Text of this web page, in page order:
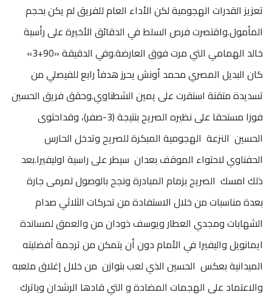
تعزيز القدرات الهجومية لكن الأداء العام للفريق لم يكن بحجم
المأمول.واقتصرت فرص السلط في الدقائق الأخيرة على رأسية
خالد الهمامي التي مرت فوق العارضة.وفي الدقيقة «90+3»
كان البديل المصري محمد أونش يحرز هدفاً رابع للفيصلي من
تسديدة متقنة استقرت على يمين الشطناوي.وحقق فريق الحسين
فوزا مستحقا على نظيره الصريح بنتيجة (3-صفر)، وقداحتوى
الحسين النزعة الهجومية المبكرة للصريح وتدخل الحارس
الحفناوي لاحتواء الموقف بعدان سيطر على راسية اوليفيرا.بعد
ذلك امسك الصريح بزمام المبادرة ونجح بالوصول لمرمى جارة
بعدة مناسبات من خلال الاستفادة من تحركات الثلاثي صدام
الشهابات ومجدي العطار ويوسف ذودان من والعمق لمساندة
ايمانويل واليفيرا في الأمام دون أن يتمكن من ترجمة أفضليته
الميدانية بعكس الحسين الذي لعب بتوازن من خلال إغلاق ملعبه
والاعتماد على الهجمات المضادة و التي قادها الرشدان وباترك